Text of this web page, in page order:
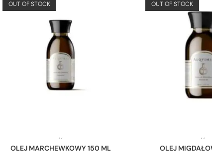
OUT OF STOCK
, ,
OLEJ MARCHEWKOWY 150 ML
OUT OF STOCK
,,
OLEJ